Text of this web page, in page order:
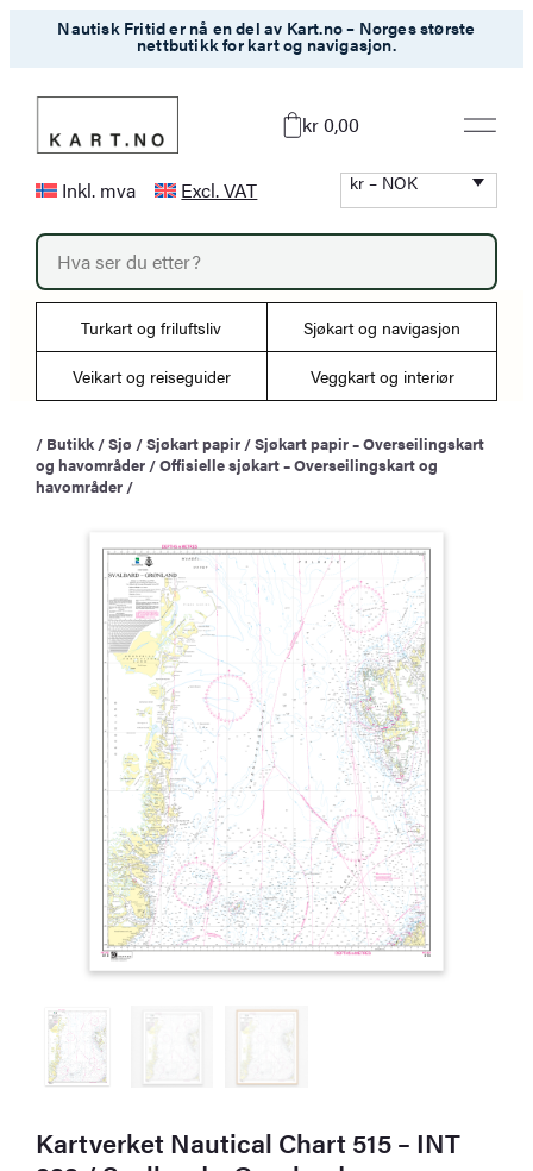
Nautisk Fritid er nå en del av Kart.no – Norges største
nettbutikk for kart og navigasjon.
kr 0,00
Inkl. mva Excl. VAT kr – NOK
P
o
d
t
r
c
h
Turkart og friluftsliv Sjøkart og navigasjon
Veikart og reiseguider Veggkart og interiør
/ Butikk /Sjø /Sjøkart papir /Sjøkart papir – Overseilingskart
og havområder /Offisielle sjøkart – Overseilingskart og
havområder /
Kartverket Nautical Chart 515 – INT